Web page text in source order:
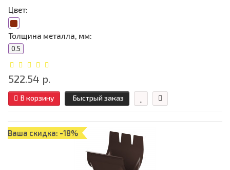
Цвет:
Толщина металла, мм:
0.5
522.54 р.
В корзину Быстрый заказ
Ваша скидка: -18%